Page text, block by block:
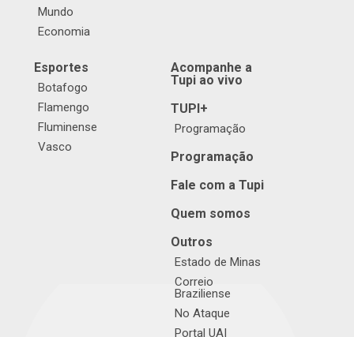
Mundo
Economia
Esportes
Botafogo
Flamengo
Fluminense
Vasco
Acompanhe a
Tupi ao vivo
TUPI+
Programação
Programação
Fale com a Tupi
Quem somos
Outros
Estado de Minas
Correio
Braziliense
No Ataque
Portal UAI